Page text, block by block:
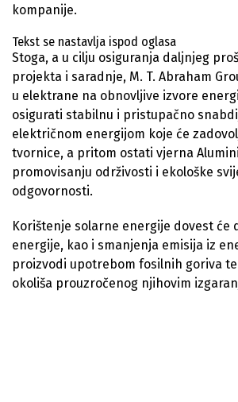
kompanije.
Tekst se nastavlja ispod oglasa
Stoga, a u cilju osiguranja daljnjeg
projekta i saradnje, M. T. Abraham
u elektrane na obnovljive izvore
osigurati stabilnu i pristupačno
električnom energijom koje će
tvornice, a pritom ostati vjerna
promovisanju održivosti i ekološke
odgovornosti.
Korištenje solarne energije dovest će
energije, kao i smanjenja emisija iz
proizvodi upotrebom fosilnih goriva
okoliša prouzročenog njihovim